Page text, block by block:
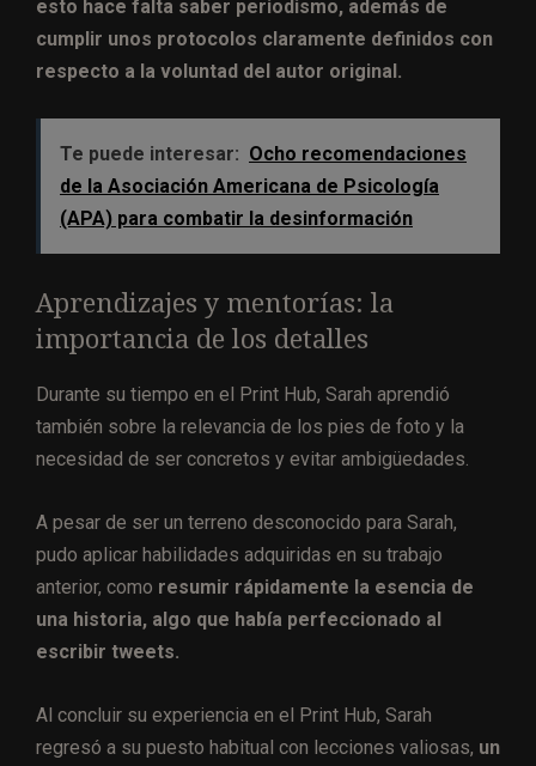
esto hace falta saber periodismo, además de
cumplir unos protocolos claramente definidos con
respecto a la voluntad del autor original.
Te puede interesar: Ocho recomendaciones
de la Asociación Americana de Psicología
(APA) para combatir la desinformación
Aprendizajes y mentorías: la
importancia de los detalles
Durante su tiempo en el Print Hub, Sarah aprendió
también sobre la relevancia de los pies de foto y la
necesidad de ser concretos y evitar ambigüedades.
A pesar de ser un terreno desconocido para Sarah,
pudo aplicar habilidades adquiridas en su trabajo
anterior, como resumir rápidamente la esencia de
una historia, algo que había perfeccionado al
escribir tweets.
Al concluir su experiencia en el Print Hub, Sarah
regresó a su puesto habitual con lecciones valiosas, un